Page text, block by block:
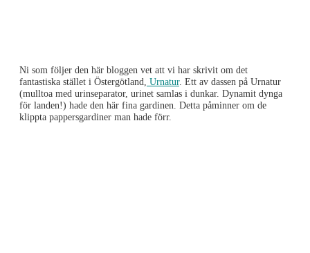
Ni som följer den här bloggen vet att vi har skrivit om det
fantastiska stället i Östergötland, Urnatur. Ett av dassen på Urnatur
(mulltoa med urinseparator, urinet samlas i dunkar. Dynamit dynga
för landen!) hade den här fina gardinen. Detta påminner om de
klippta pappersgardiner man hade förr.